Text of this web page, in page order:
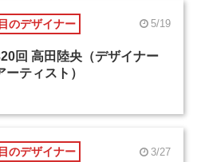
のデザイナー 5/19
回 高田陸央（デザイナー
ーティスト）
のデザイナー 3/27